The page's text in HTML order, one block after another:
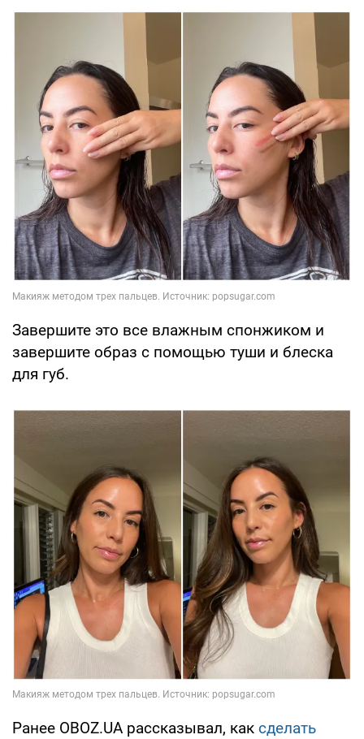
Завершите это все влажным спонжиком и
завершите образ с помощью туши и блеска
для губ.
Ранее OBOZ.UA рассказывал, как сделать